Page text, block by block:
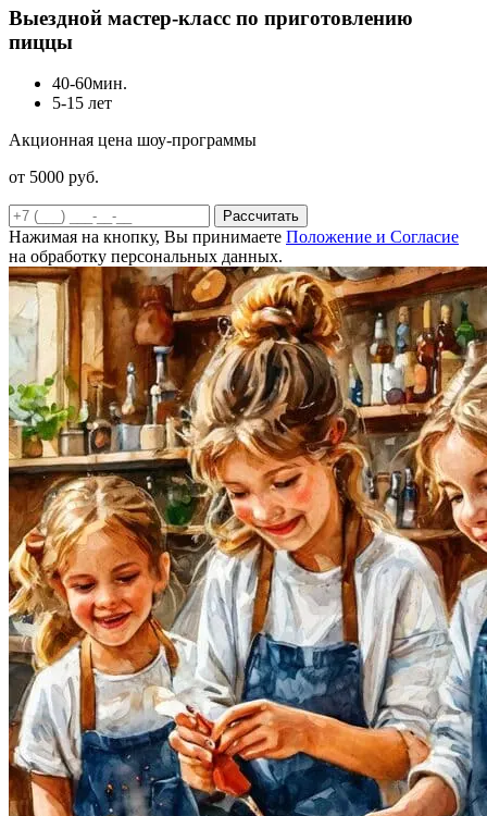
Выездной мастер-класс по приготовлению
пиццы
40-60мин.
5-15 лет
Акционная цена шоу-программы
от 5000 руб.
Рассчитать
Нажимая на кнопку, Вы принимаете Положение и Согласие
на обработку персональных данных.